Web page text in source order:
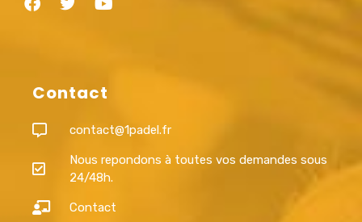
Contact
contact@1padel.fr
Nous repondons à toutes vos demandes sous
24/48h.
Contact